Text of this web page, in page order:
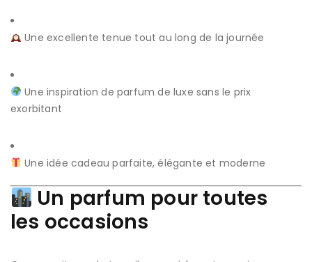
Une excellente tenue tout au long de la journée
Une inspiration de parfum de luxe sans le prix
exorbitant
Une idée cadeau parfaite, élégante et moderne
Un parfum pour toutes
les occasions